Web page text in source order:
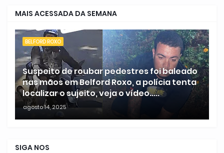
MAIS ACESSADA DA SEMANA
BELFORD ROXO
Suspeito de roubar pedestres foi baleado
nas mãos em Belford Roxo, a polícia tenta
localizar o sujeito, veja o vídeo.....
agosto 14, 2025
SIGA NOS